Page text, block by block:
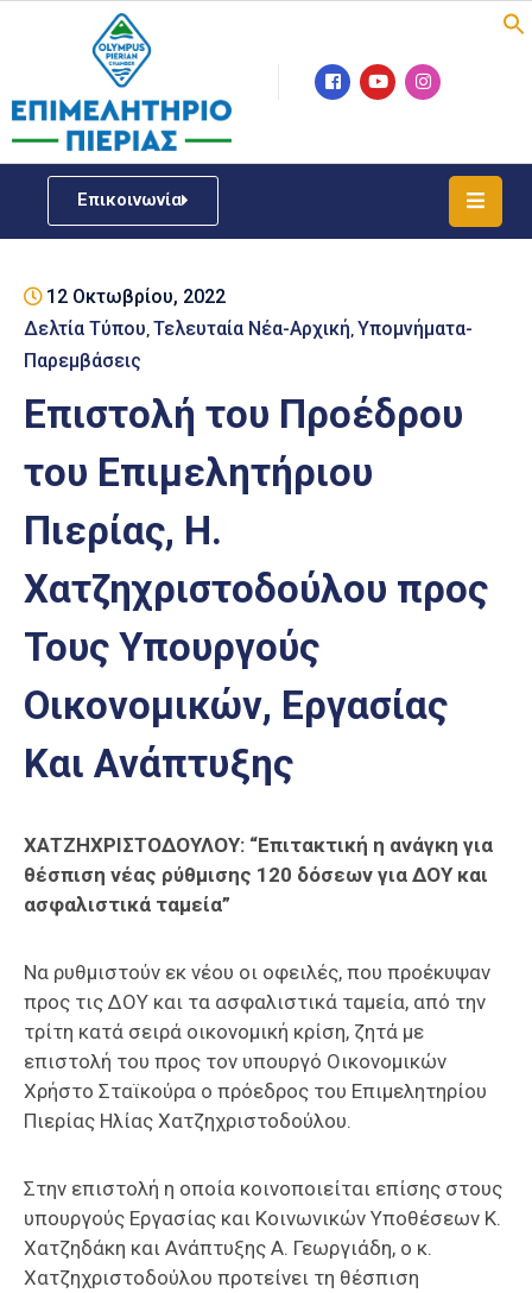
Επικοινωνία
Επιμελητήριο
Νέα
ΓΕΜΗ
Μητρώου
Επιχειρηματική
Έκθεση
Παραδοσιακών
Επαγγελμάτων
Έκθεση
ΕΒΕΠ-
ΚΜ
Πιερία
12 Οκτωβρίου, 2022
Δελτία Τύπου Τελευταία Νέα-Αρχική Υπομνήματα-
Παρεμβάσεις
Επιστολή του Προέδρου
του Επιμελητήριου
Πιερίας, Η.
Χατζηχριστοδούλου προς
Τους Υπουργούς
Οικονομικών, Εργασίας
Και Ανάπτυξης
ΧΑΤΖΗΧΡΙΣΤΟΔΟΥΛΟΥ: “Επιτακτική η ανάγκη για
θέσπιση νέας ρύθμισης 120 δόσεων για ΔΟΥ και
ασφαλιστικά ταμεία”
Να ρυθμιστούν εκ νέου οι οφειλές, που προέκυψαν
προς τις ΔΟΥ και τα ασφαλιστικά ταμεία, από την
τρίτη κατά σειρά οικονομική κρίση, ζητά με
επιστολή του προς τον υπουργό Οικονομικών
Χρήστο Σταϊκούρα ο πρόεδρος του Επιμελητηρίου
Πιερίας Ηλίας Χατζηχριστοδούλου.
Στην επιστολή η οποία κοινοποιείται επίσης στους
υπουργούς Εργασίας και Κοινωνικών Υποθέσεων Κ.
Χατζηδάκη και Ανάπτυξης Α. Γεωργιάδη, ο κ.
Χατζηχριστοδούλου προτείνει τη θέσπιση